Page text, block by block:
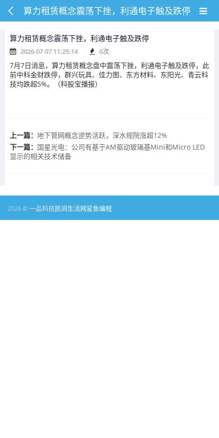
算力租赁概念震荡下挫，利通电子触及跌停
算力租赁概念震荡下挫，利通电子触及跌停
2026-07-07 11:25:14 0次
7月7日消息，算力租赁概念盘中震荡下挫，利通电子触及跌停，此
前中科金财跌停，群兴玩具、佳力图、东方材料、东阳光、青云科
技均跌超5%。（科股宝播报）
上一篇： 地下管网概念逆势活跃，深水规院涨超12%
下一篇： 国星光电：公司有基于AM驱动玻璃基Mini和Micro LED
显示的相关技术储备
2026 © 一品科技民间生活网鲨鱼编程